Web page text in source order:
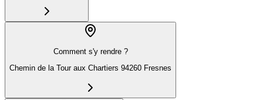
Comment s'y rendre ?
Chemin de la Tour aux Chartiers 94260 Fresnes